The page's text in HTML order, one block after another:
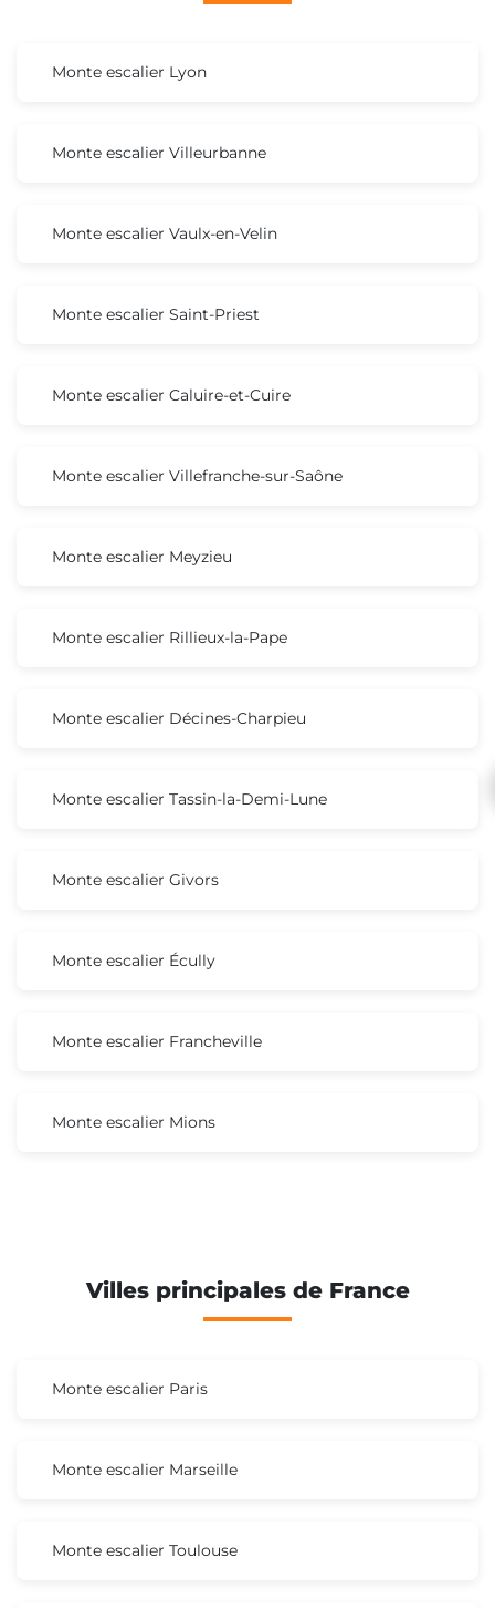
Monte escalier Lyon
Monte escalier Villeurbanne
Monte escalier Vaulx-en-Velin
Monte escalier Saint-Priest
Monte escalier Caluire-et-Cuire
Monte escalier Villefranche-sur-Saône
Monte escalier Meyzieu
Monte escalier Rillieux-la-Pape
Monte escalier Décines-Charpieu
Monte escalier Tassin-la-Demi-Lune
Monte escalier Givors
Monte escalier Écully
Monte escalier Francheville
Monte escalier Mions
Villes principales de France
Monte escalier Paris
Monte escalier Marseille
Monte escalier Toulouse